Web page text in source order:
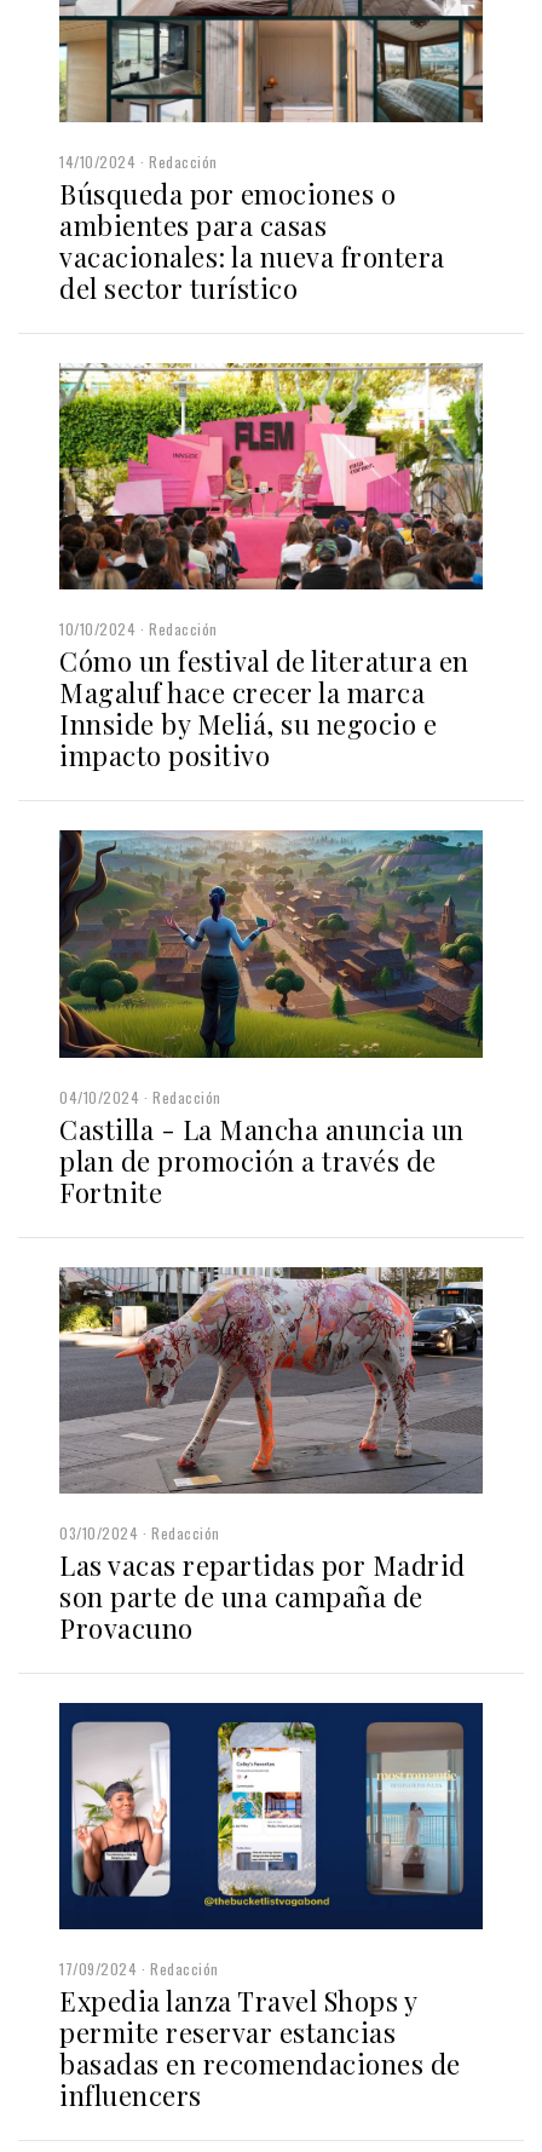
14/10/2024 Redacción
Búsqueda por emociones o
ambientes para casas
vacacionales: la nueva frontera
del sector turístico
10/10/2024 Redacción
Cómo un festival de literatura en
Magaluf hace crecer la marca
Innside by Meliá, su negocio e
impacto positivo
04/10/2024 Redacción
Castilla - La Mancha anuncia un
plan de promoción a través de
Fortnite
03/10/2024 Redacción
Las vacas repartidas por Madrid
son parte de una campaña de
Provacuno
17/09/2024 Redacción
Expedia lanza Travel Shops y
permite reservar estancias
basadas en recomendaciones de
influencers